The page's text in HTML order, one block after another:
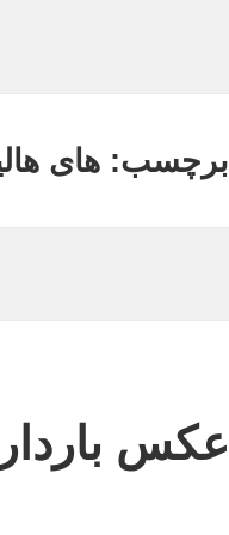
برچسب: های
عکس